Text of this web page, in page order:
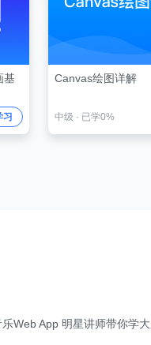
基
习
Canvas绘图详解
中级 · 已学0%
Web App 明星讲师带你学